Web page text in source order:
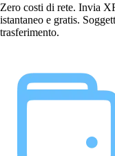
Zero costi di rete. Invia
istantaneo e gratis.
trasferimento.